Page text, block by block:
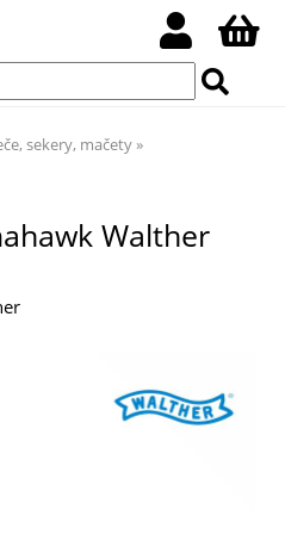
sekery, mačety
Walther